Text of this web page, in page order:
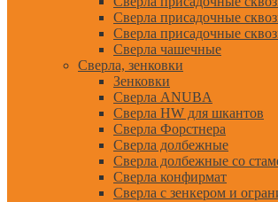
Сверла присадочные
Сверла присадочные
Сверла чашечные
Сверла, зенковки
Зенковки
Сверла ANUBA
Сверла HW для шкантов
Сверла Форстнера
Сверла долбежные
Сверла долбежные со
Сверла конфирмат
Сверла с зенкером и